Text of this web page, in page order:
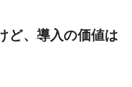
ど、導入の価値は